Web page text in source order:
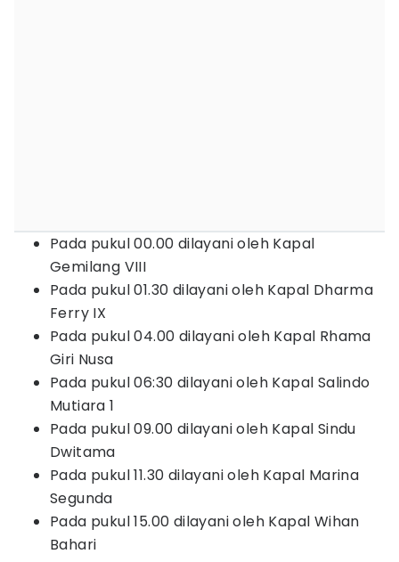
Pada pukul 00.00 dilayani oleh Kapal
Gemilang VIII
Pada pukul 01.30 dilayani oleh Kapal Dharma
Ferry IX
Pada pukul 04.00 dilayani oleh Kapal Rhama
Giri Nusa
Pada pukul 06:30 dilayani oleh Kapal Salindo
Mutiara 1
Pada pukul 09.00 dilayani oleh Kapal Sindu
Dwitama
Pada pukul 11.30 dilayani oleh Kapal Marina
Segunda
Pada pukul 15.00 dilayani oleh Kapal Wihan
Bahari